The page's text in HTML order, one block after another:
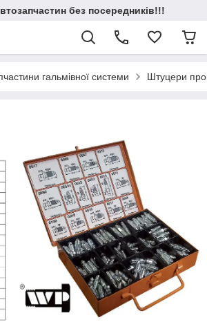
без посередників!!!
гальмівної системи Штуцери